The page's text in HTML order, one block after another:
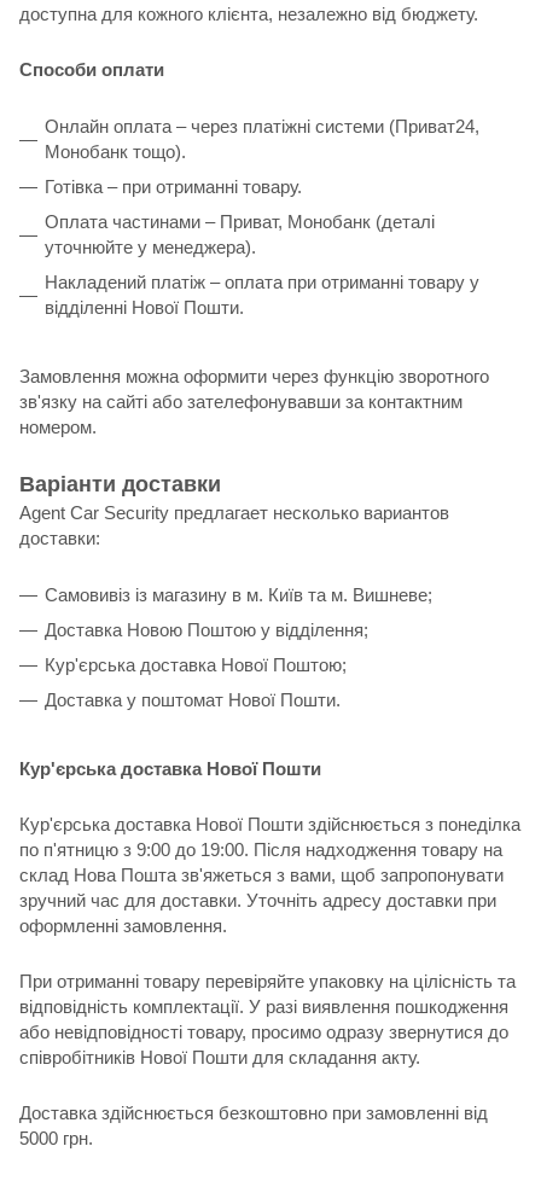
доступна для кожного клієнта, незалежно від бюджету.
Способи оплати
Онлайн оплата – через платіжні системи (Приват24,
Монобанк тощо).
Готівка – при отриманні товару.
Оплата частинами – Приват, Монобанк (деталі
уточнюйте у менеджера).
Накладений платіж – оплата при отриманні товару у
відділенні Нової Пошти.
Замовлення можна оформити через функцію зворотного
зв'язку на сайті або зателефонувавши за контактним
номером.
Варіанти доставки
Agent Car Security предлагает несколько вариантов
доставки:
Самовивіз із магазину в м. Київ та м. Вишневе;
Доставка Новою Поштою у відділення;
Кур'єрська доставка Нової Поштою;
Доставка у поштомат Нової Пошти.
Кур'єрська доставка Нової Пошти
Кур'єрська доставка Нової Пошти здійснюється з понеділка
по п'ятницю з 9:00 до 19:00. Після надходження товару на
склад Нова Пошта зв'яжеться з вами, щоб запропонувати
зручний час для доставки. Уточніть адресу доставки при
оформленні замовлення.
При отриманні товару перевіряйте упаковку на цілісність та
відповідність комплектації. У разі виявлення пошкодження
або невідповідності товару, просимо одразу звернутися до
співробітників Нової Пошти для складання акту.
Доставка здійснюється безкоштовно при замовленні від
5000 грн.